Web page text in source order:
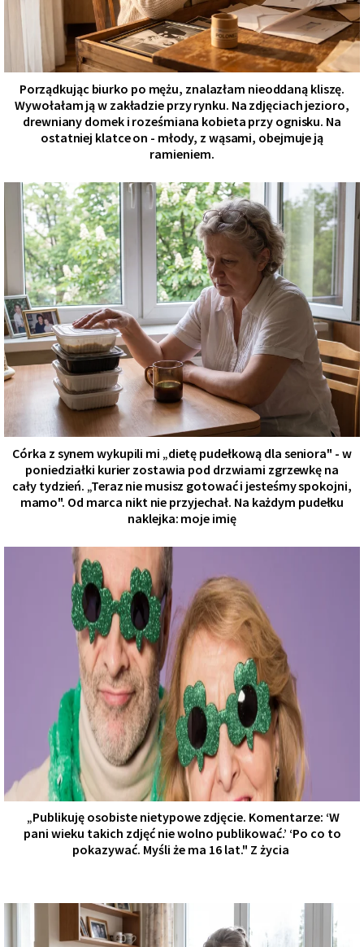
Porządkując biurko po mężu, znalazłam nieoddaną kliszę.
Wywołałam ją w zakładzie przy rynku. Na zdjęciach jezioro,
drewniany domek i roześmiana kobieta przy ognisku. Na
ostatniej klatce on - młody, z wąsami, obejmuje ją
ramieniem.
Córka z synem wykupili mi „dietę pudełkową dla seniora" - w
poniedziałki kurier zostawia pod drzwiami zgrzewkę na
cały tydzień. „Teraz nie musisz gotować i jesteśmy spokojni,
mamo". Od marca nikt nie przyjechał. Na każdym pudełku
naklejka: moje imię
„Publikuję osobiste nietypowe zdjęcie. Komentarze: ‘W
pani wieku takich zdjęć nie wolno publikować.’ ‘Po co to
pokazywać. Myśli że ma 16 lat." Z życia